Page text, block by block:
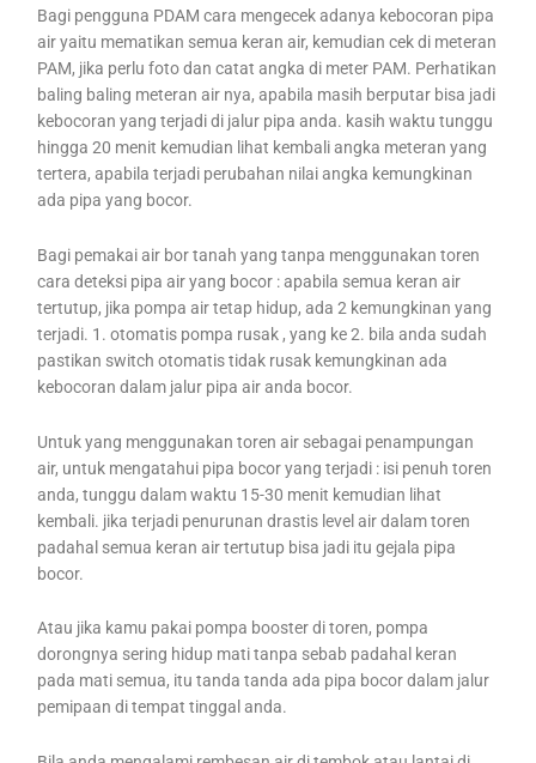
Bagi pengguna PDAM cara mengecek adanya kebocoran pipa
air yaitu mematikan semua keran air, kemudian cek di meteran
PAM, jika perlu foto dan catat angka di meter PAM. Perhatikan
baling baling meteran air nya, apabila masih berputar bisa jadi
kebocoran yang terjadi di jalur pipa anda. kasih waktu tunggu
hingga 20 menit kemudian lihat kembali angka meteran yang
tertera, apabila terjadi perubahan nilai angka kemungkinan
ada pipa yang bocor.
Bagi pemakai air bor tanah yang tanpa menggunakan toren
cara deteksi pipa air yang bocor : apabila semua keran air
tertutup, jika pompa air tetap hidup, ada 2 kemungkinan yang
terjadi. 1. otomatis pompa rusak , yang ke 2. bila anda sudah
pastikan switch otomatis tidak rusak kemungkinan ada
kebocoran dalam jalur pipa air anda bocor.
Untuk yang menggunakan toren air sebagai penampungan
air, untuk mengatahui pipa bocor yang terjadi : isi penuh toren
anda, tunggu dalam waktu 15-30 menit kemudian lihat
kembali. jika terjadi penurunan drastis level air dalam toren
padahal semua keran air tertutup bisa jadi itu gejala pipa
bocor.
Atau jika kamu pakai pompa booster di toren, pompa
dorongnya sering hidup mati tanpa sebab padahal keran
pada mati semua, itu tanda tanda ada pipa bocor dalam jalur
pemipaan di tempat tinggal anda.